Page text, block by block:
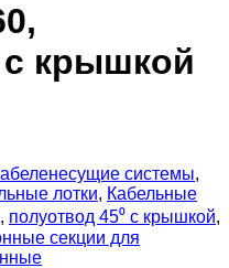
с крышкой
системы,
лотки, Кабельные
, полуотвод 45⁰ с крышкой,
секции для